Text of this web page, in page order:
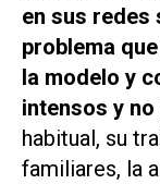
en sus redes
problema
la modelo y
intensos y
habitual, su
familiares, la